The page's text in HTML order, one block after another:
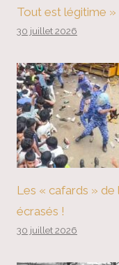
Tout est légitime »
30 juillet 2026
Les « cafards » de
écrasés !
30 juillet 2026